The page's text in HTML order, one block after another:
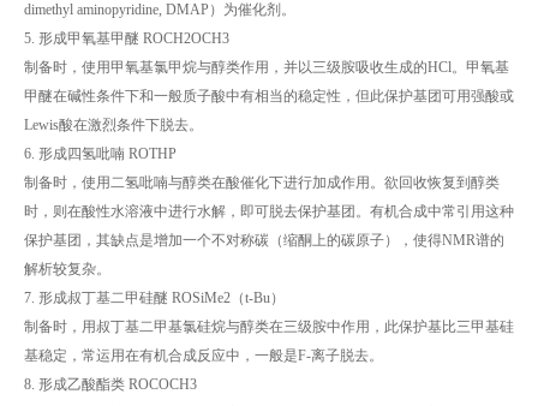
dimethyl aminopyridine, DMAP）为催化剂。
5. 形成甲氧基甲醚 ROCH2OCH3
制备时，使用甲氧基氯甲烷与醇类作用，并以三级胺吸收生成的HCl。甲氧基
甲醚在碱性条件下和一般质子酸中有相当的稳定性，但此保护基团可用强酸或
Lewis酸在激烈条件下脱去。
6. 形成四氢吡喃 ROTHP
制备时，使用二氢吡喃与醇类在酸催化下进行加成作用。欲回收恢复到醇类
时，则在酸性水溶液中进行水解，即可脱去保护基团。有机合成中常引用这种
保护基团，其缺点是增加一个不对称碳（缩酮上的碳原子），使得NMR谱的
解析较复杂。
7. 形成叔丁基二甲硅醚 ROSiMe2（t-Bu）
制备时，用叔丁基二甲基氯硅烷与醇类在三级胺中作用，此保护基比三甲基硅
基稳定，常运用在有机合成反应中，一般是F-离子脱去。
8. 形成乙酸酯类 ROCOCH3